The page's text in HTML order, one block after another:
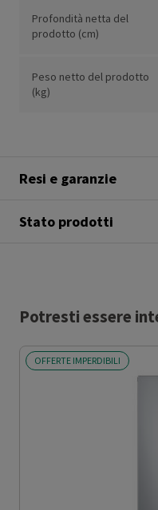
Profondità netta del
prodotto (cm)
Peso netto del prodotto
(kg)
Resi e garanzie
Stato prodotti
Potresti essere
OFFERTE IMPERDIBILI